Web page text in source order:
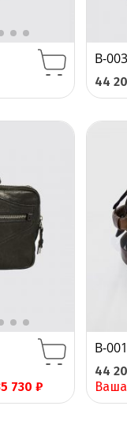
B-
44
730 ₽
B-
44